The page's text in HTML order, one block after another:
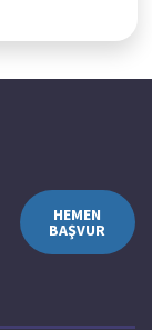
HEMEN
BAŞVUR